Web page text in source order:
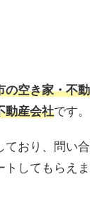
の空き家・不動
動産会社です。
ており、問い合
してもらえま